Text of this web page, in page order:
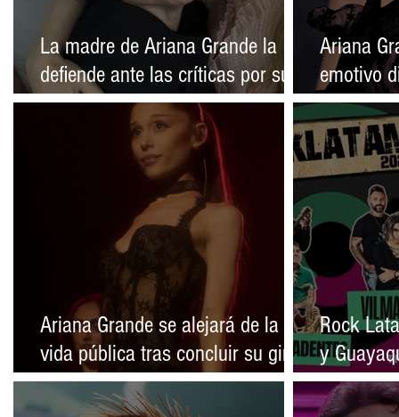
La madre de Ariana Grande la
defiende ante las críticas por su
aspecto físico
Ariana
emotivo
de su
Ariana Grande se alejará de la
vida pública tras concluir su gira
Eternal Sunshine
Rock
y